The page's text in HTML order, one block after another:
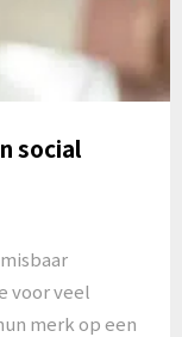
social
voor veel
merk op een